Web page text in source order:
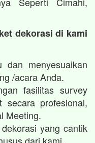
dekorasi di kami
dan menyesuaikan
/acara Anda.
fasilitas survey
secara profesional,
Meeting.
yang cantik